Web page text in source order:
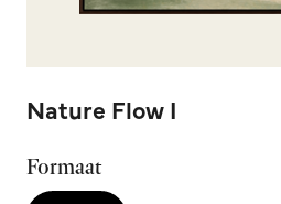
Nature Flow I
Formaat